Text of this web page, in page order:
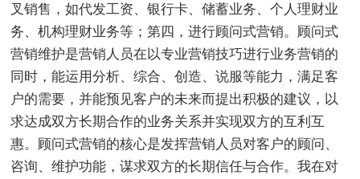
叉销售，如代发工资、银行卡、储蓄业务、个人理财业
务、机构理财业务等；第四，进行顾问式营销。顾问式
营销维护是营销人员在以专业营销技巧进行业务营销的
同时，能运用分析、综合、创造、说服等能力，满足客
户的需要，并能预见客户的未来而提出积极的建议，以
求达成双方长期合作的业务关系并实现双方的互利互
惠。顾问式营销的核心是发挥营销人员对客户的顾问、
咨询、维护功能，谋求双方的长期信任与合作。我在对